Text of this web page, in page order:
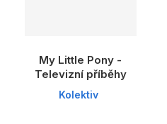
My Little Pony -
Televizní příběhy
Kolektiv